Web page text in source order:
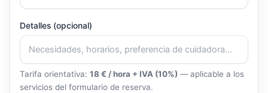
Detalles (opcional)
Tarifa orientativa: 18 € / hora + IVA (10%) — aplicable a los
servicios del formulario de reserva.